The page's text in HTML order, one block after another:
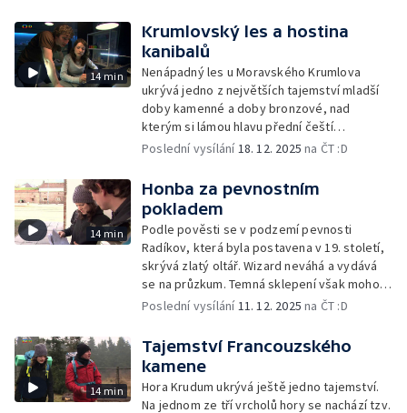
14 min
Krumlovský les a hostina
kanibalů
Nenápadný les u Moravského Krumlova
ukrývá jedno z největších tajemství mladší
doby kamenné a doby bronzové, nad
kterým si lámou hlavu přední čeští
archeologové
Poslední vysílání18. 12. 2025 na ČT :D
14 min
Honba za pevnostním
pokladem
Podle pověsti se v podzemí pevnosti
Radíkov, která byla postavena v 19. století,
skrývá zlatý oltář. Wizard neváhá a vydává
se na průzkum. Temná sklepení však mohou
být nebezpečná...
Poslední vysílání11. 12. 2025 na ČT :D
14 min
Tajemství Francouzského
kamene
Hora Krudum ukrývá ještě jedno tajemství.
Na jednom ze tří vrcholů hory se nachází tzv.